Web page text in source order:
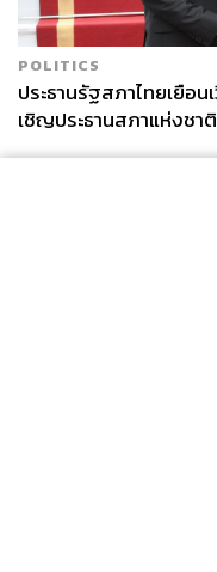
POLITICS
ประธานรัฐสภาไทยเยือ
เชิญประธานสภาแห่งช